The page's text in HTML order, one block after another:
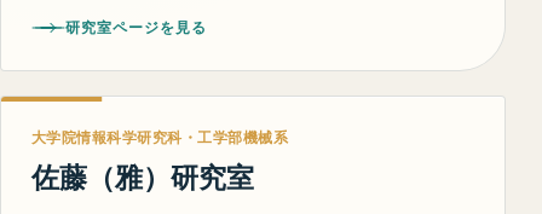
研究室ページを見る
大学院情報科学研究科・工学部機械系
佐藤（雅）研究室